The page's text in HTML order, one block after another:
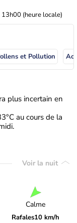
13h00 (heure locale)
et Pollution
plus incertain en
au cours de la
Voir la nuit
Calme
Rafales10 km/h